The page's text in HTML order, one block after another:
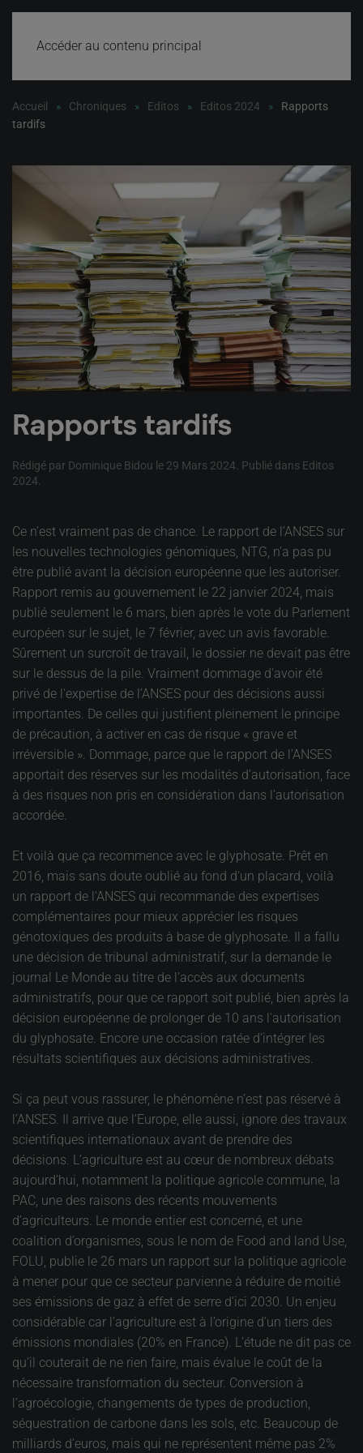
Accéder au contenu principal
Accueil Chroniques Editos Editos 2024
Rapports
tardifs
Rapports tardifs
Rédigé par Dominique Bidou le 29 Mars 2024 . Publié dans Editos
2024
Ce n’est vraiment pas de chance. Le rapport de l’ANSES sur
les nouvelles technologies génomiques, NTG, n'a pas pu
être publié avant la décision européenne que les autoriser.
Rapport remis au gouvernement le 22 janvier 2024, mais
publié seulement le 6 mars, bien après le vote du Parlement
européen sur le sujet, le 7 février, avec un avis favorable.
Sûrement un surcroît de travail, le dossier ne devait pas être
sur le dessus de la pile. Vraiment dommage d'avoir été
privé de l'expertise de l’ANSES pour des décisions aussi
importantes. De celles qui justifient pleinement le principe
de précaution, à activer en cas de risque « grave et
irréversible ». Dommage, parce que le rapport de l’ANSES
apportait des réserves sur les modalités d’autorisation, face
à des risques non pris en considération dans l’autorisation
accordée.
Et voilà que ça recommence avec le glyphosate. Prêt en
2016, mais sans doute oublié au fond d'un placard, voilà
un rapport de l’ANSES qui recommande des expertises
complémentaires pour mieux apprécier les risques
génotoxiques des produits à base de glyphosate. Il a fallu
une décision de tribunal administratif, sur la demande le
journal Le Monde au titre de l'accès aux documents
administratifs, pour que ce rapport soit publié, bien après la
décision européenne de prolonger de 10 ans l'autorisation
du glyphosate. Encore une occasion ratée d’intégrer les
résultats scientifiques aux décisions administratives.
Si ça peut vous rassurer, le phénomène n’est pas réservé à
l’ANSES. Il arrive que l’Europe, elle aussi, ignore des travaux
scientifiques internationaux avant de prendre des
décisions. L’agriculture est au cœur de nombreux débats
aujourd’hui, notamment la politique agricole commune, la
PAC, une des raisons des récents mouvements
d’agriculteurs. Le monde entier est concerné, et une
coalition d’organismes, sous le nom de Food and land Use,
FOLU, publie le 26 mars un rapport sur la politique agricole
à mener pour que ce secteur parvienne à réduire de moitié
ses émissions de gaz à effet de serre d’ici 2030. Un enjeu
considérable car l’agriculture est à l’origine d’un tiers des
émissions mondiales (20% en France). L’étude ne dit pas ce
qu’il couterait de ne rien faire, mais évalue le coût de la
nécessaire transformation du secteur. Conversion à
l’agroécologie, changements de types de production,
séquestration de carbone dans les sols, etc. Beaucoup de
milliards d’euros, mais qui ne représentent même pas 2%